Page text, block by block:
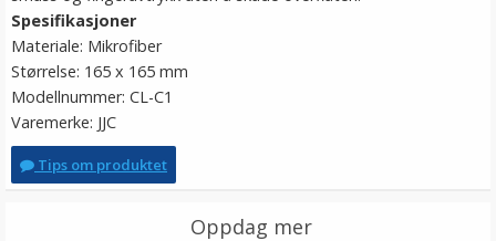
Spesifikasjoner
Materiale: Mikrofiber
Størrelse: 165 x 165 mm
Modellnummer: CL-C1
Varemerke: JJC
Tips om produktet
Oppdag mer